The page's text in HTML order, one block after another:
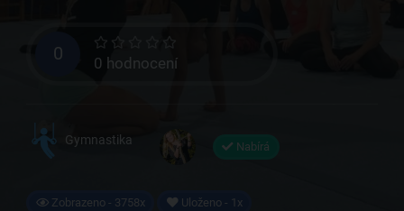
0 0 hodnocení
Gymnastika Nabírá
Zobrazeno - 3758x Uloženo - 1x